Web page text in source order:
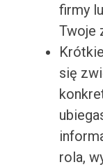
firmy
Twoje
się
rola,